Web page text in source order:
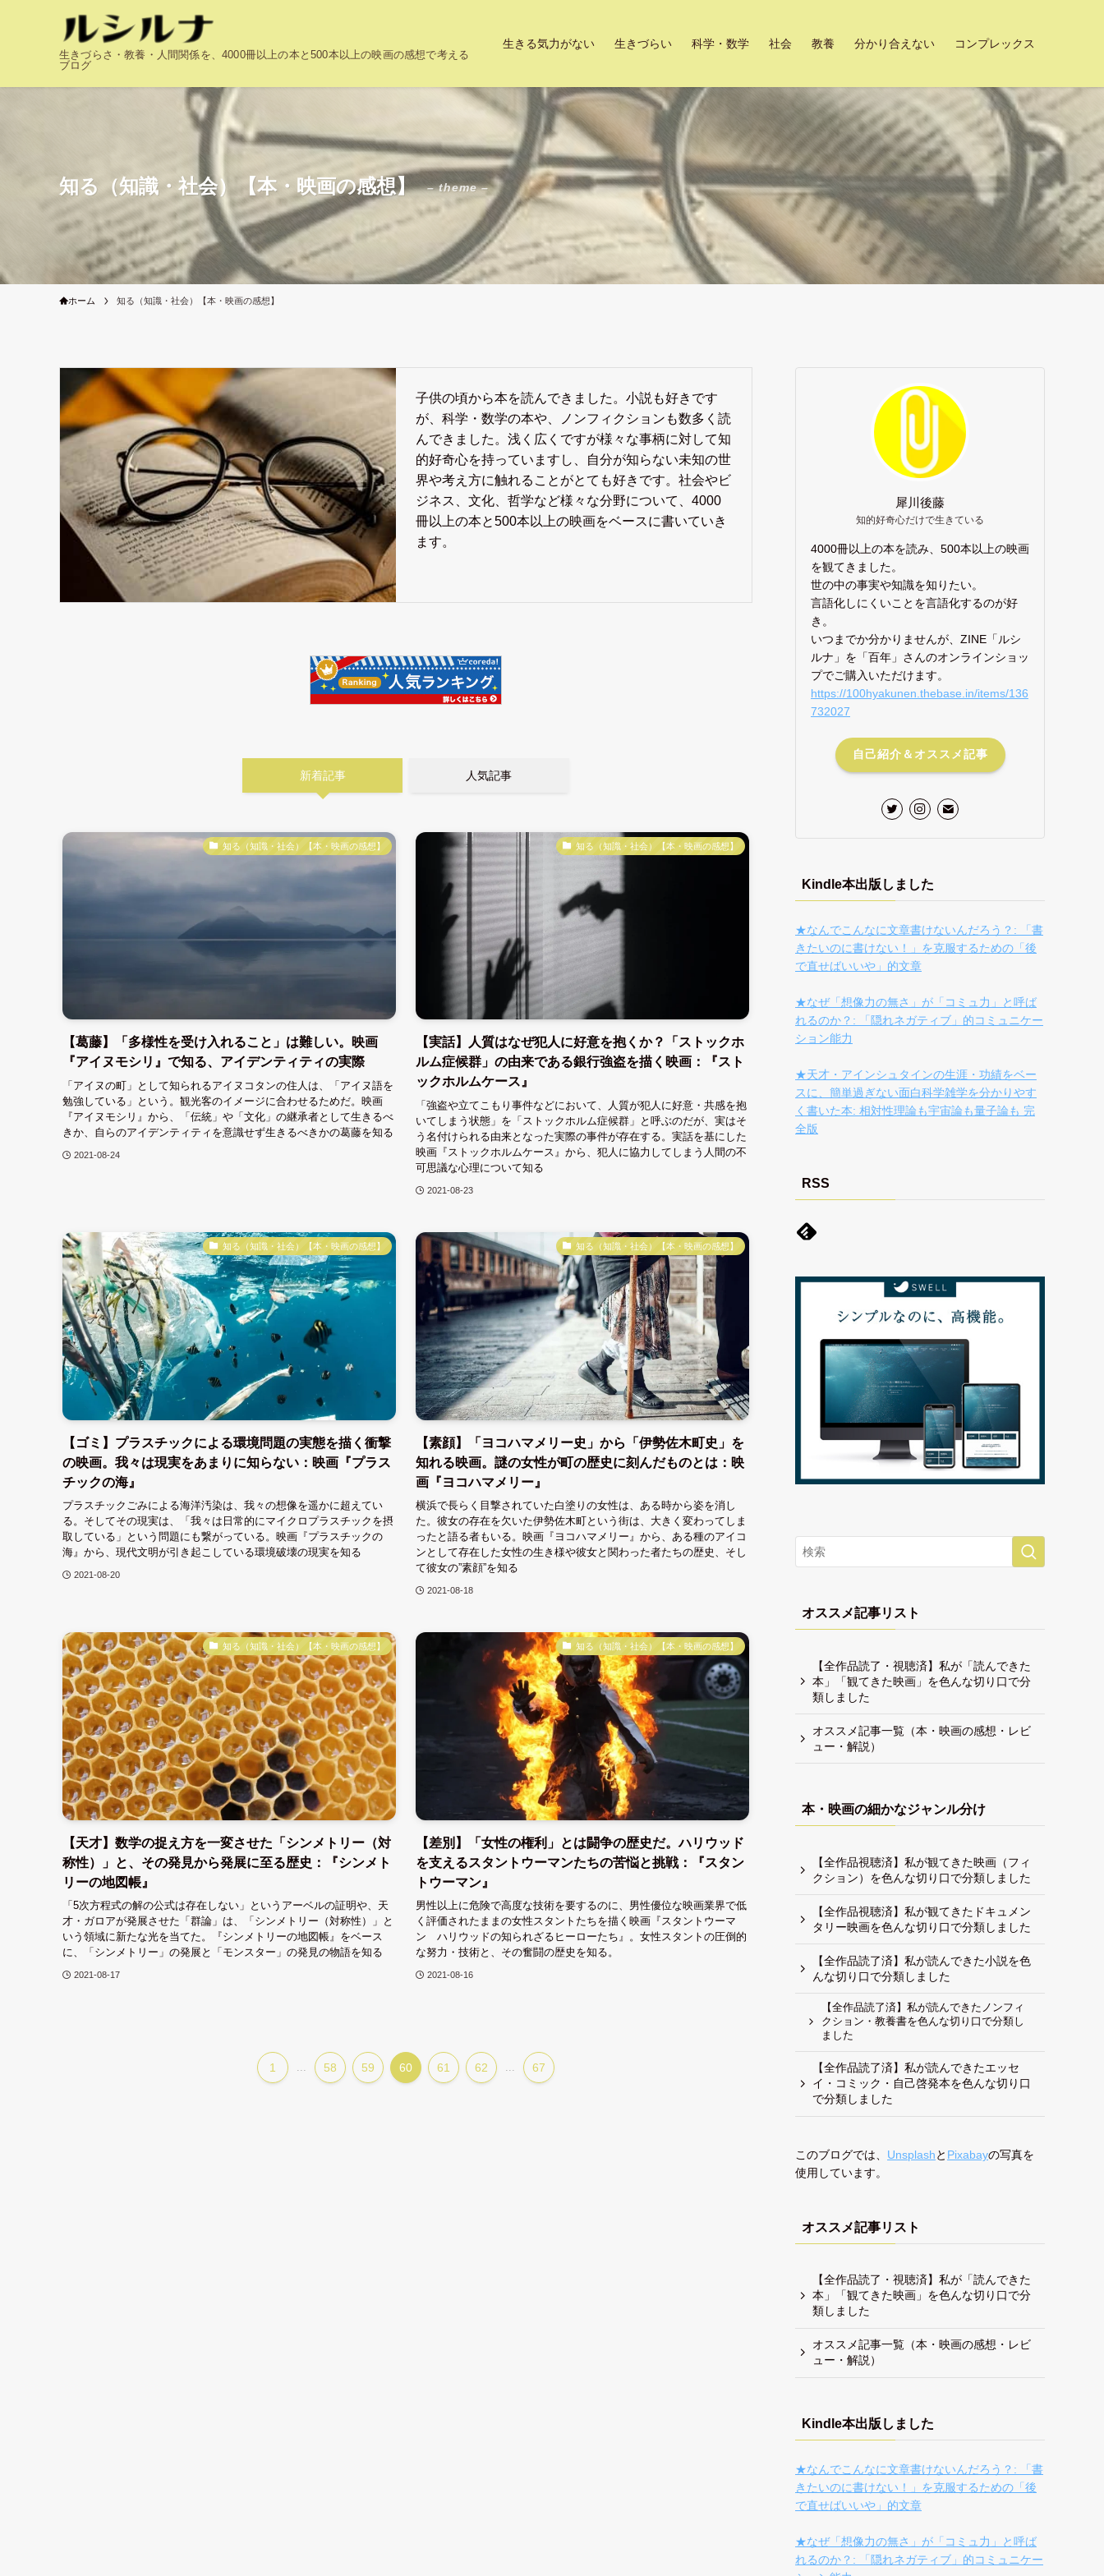
生きづらさ・教養・人間関係を、4000冊以上の本と500本以上の映画の感想で考える
ブログ
生きる気力がない 生きづらい 科学・数学 社会 教養 分かり合えない コンプレックス
知る（知識・社会）【本・映画の感想】 – theme –
ホーム 知る（知識・社会）【本・映画の感想】
子供の頃から本を読んできました。小説も好きです
が、科学・数学の本や、ノンフィクションも数多く読
んできました。浅く広くですが様々な事柄に対して知
的好奇心を持っていますし、自分が知らない未知の世
界や考え方に触れることがとても好きです。社会やビ
ジネス、文化、哲学など様々な分野について、4000
冊以上の本と500本以上の映画をベースに書いていき
ます。
新着記事 人気記事
知る（知識・社会）【本・映画の感想】
【葛藤】「多様性を受け入れること」は難しい。映画
『アイヌモシリ』で知る、アイデンティティの実際
「アイヌの町」として知られるアイヌコタンの住人は、「アイヌ語を
勉強している」という。観光客のイメージに合わせるためだ。映画
『アイヌモシリ』から、「伝統」や「文化」の継承者として生きるべ
きか、自らのアイデンティティを意識せず生きるべきかの葛藤を知る
2021-08-24
知る（知識・社会）【本・映画の感想】
【実話】人質はなぜ犯人に好意を抱くか？「ストックホ
ルム症候群」の由来である銀行強盗を描く映画：『スト
ックホルムケース』
「強盗や立てこもり事件などにおいて、人質が犯人に好意・共感を抱
いてしまう状態」を「ストックホルム症候群」と呼ぶのだが、実はそ
う名付けられる由来となった実際の事件が存在する。実話を基にした
映画『ストックホルムケース』から、犯人に協力してしまう人間の不
可思議な心理について知る
2021-08-23
知る（知識・社会）【本・映画の感想】
【ゴミ】プラスチックによる環境問題の実態を描く衝撃
の映画。我々は現実をあまりに知らない：映画『プラス
チックの海』
プラスチックごみによる海洋汚染は、我々の想像を遥かに超えてい
る。そしてその現実は、「我々は日常的にマイクロプラスチックを摂
取している」という問題にも繋がっている。映画『プラスチックの
海』から、現代文明が引き起こしている環境破壊の現実を知る
2021-08-20
知る（知識・社会）【本・映画の感想】
【素顔】「ヨコハマメリー史」から「伊勢佐木町史」を
知れる映画。謎の女性が町の歴史に刻んだものとは：映
画『ヨコハマメリー』
横浜で長らく目撃されていた白塗りの女性は、ある時から姿を消し
た。彼女の存在を欠いた伊勢佐木町という街は、大きく変わってしま
ったと語る者もいる。映画『ヨコハマメリー』から、ある種のアイコ
ンとして存在した女性の生き様や彼女と関わった者たちの歴史、そし
て彼女の”素顔”を知る
2021-08-18
知る（知識・社会）【本・映画の感想】
【天才】数学の捉え方を一変させた「シンメトリー（対
称性）」と、その発見から発展に至る歴史：『シンメト
リーの地図帳』
「5次方程式の解の公式は存在しない」というアーベルの証明や、天
才・ガロアが発展させた「群論」は、「シンメトリー（対称性）」と
いう領域に新たな光を当てた。『シンメトリーの地図帳』をベース
に、「シンメトリー」の発展と「モンスター」の発見の物語を知る
2021-08-17
知る（知識・社会）【本・映画の感想】
【差別】「女性の権利」とは闘争の歴史だ。ハリウッド
を支えるスタントウーマンたちの苦悩と挑戦：『スタン
トウーマン』
男性以上に危険で高度な技術を要するのに、男性優位な映画業界で低
く評価されたままの女性スタントたちを描く映画『スタントウーマ
ン ハリウッドの知られざるヒーローたち』。女性スタントの圧倒的
な努力・技術と、その奮闘の歴史を知る。
2021-08-16
1 ... 58 59 60 61 62 ... 67
犀川後藤
知的好奇心だけで生きている
4000冊以上の本を読み、500本以上の映画
を観てきました。
世の中の事実や知識を知りたい。
言語化しにくいことを言語化するのが好
き。
いつまでか分かりませんが、ZINE「ルシ
ルナ」を「百年」さんのオンラインショッ
プでご購入いただけます。
https://100hyakunen.thebase.in/items/136
732027
自己紹介＆オススメ記事
Kindle本出版しました
★なんでこんなに文章書けないんだろう？: 「書
きたいのに書けない！」を克服するための「後
で直せばいいや」的文章
★なぜ「想像力の無さ」が「コミュ力」と呼ば
れるのか？: 「隠れネガティブ」的コミュニケー
ション能力
★天才・アインシュタインの生涯・功績をベー
スに、簡単過ぎない面白科学雑学を分かりやす
く書いた本: 相対性理論も宇宙論も量子論も 完
全版
RSS
オススメ記事リスト
【全作品読了・視聴済】私が「読んできた
本」「観てきた映画」を色んな切り口で分
類しました
オススメ記事一覧（本・映画の感想・レビ
ュー・解説）
本・映画の細かなジャンル分け
【全作品視聴済】私が観てきた映画（フィ
クション）を色んな切り口で分類しました
【全作品視聴済】私が観てきたドキュメン
タリー映画を色んな切り口で分類しました
【全作品読了済】私が読んできた小説を色
んな切り口で分類しました
【全作品読了済】私が読んできたノンフィ
クション・教養書を色んな切り口で分類し
ました
【全作品読了済】私が読んできたエッセ
イ・コミック・自己啓発本を色んな切り口
で分類しました
このブログでは、 Unsplashと Pixabayの写真を
使用しています。
オススメ記事リスト
【全作品読了・視聴済】私が「読んできた
本」「観てきた映画」を色んな切り口で分
類しました
オススメ記事一覧（本・映画の感想・レビ
ュー・解説）
Kindle本出版しました
★なんでこんなに文章書けないんだろう？: 「書
きたいのに書けない！」を克服するための「後
で直せばいいや」的文章
★なぜ「想像力の無さ」が「コミュ力」と呼ば
れるのか？: 「隠れネガティブ」的コミュニケー